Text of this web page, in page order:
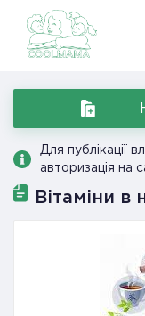
Для публікації
авторизація на
Вітаміни в